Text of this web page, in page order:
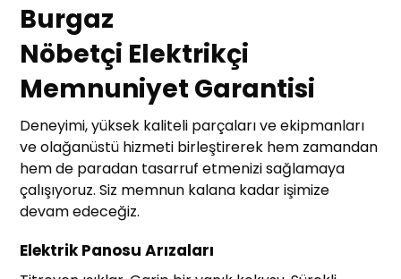
Burgaz
Nöbetçi Elektrikçi
Memnuniyet Garantisi
Deneyimi, yüksek kaliteli parçaları ve ekipmanları
ve olağanüstü hizmeti birleştirerek hem zamandan
hem de paradan tasarruf etmenizi sağlamaya
çalışıyoruz. Siz memnun kalana kadar işimize
devam edeceğiz.
Elektrik Panosu Arızaları